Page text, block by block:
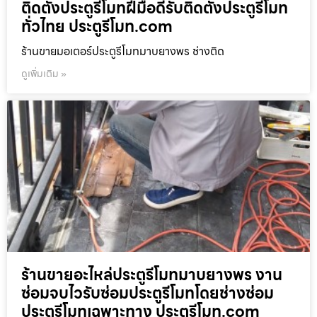
ติดตั้งประตูรีโมทฝีมือดีรับติดตั้งประตูรีโมท
ทั่วไทย ประตูรีโมท.com
ร้านขายมอเตอร์ประตูรีโมทมาบยางพร ช่างติด
ดูเพิ่มเติม »
ร้านขายอะไหล่ประตูรีโมทมาบยางพร งาน
ซ่อมจบไวรับซ่อมประตูรีโมทโดยช่างซ่อม
ประตูรีโมทเฉพาะทาง ประตูรีโมท.com